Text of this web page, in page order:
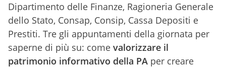
Dipartimento delle Finanze, Ragioneria Generale
dello Stato, Consap, Consip, Cassa Depositi e
Prestiti. Tre gli appuntamenti della giornata per
saperne di più su: come valorizzare il
patrimonio informativo della PA per creare